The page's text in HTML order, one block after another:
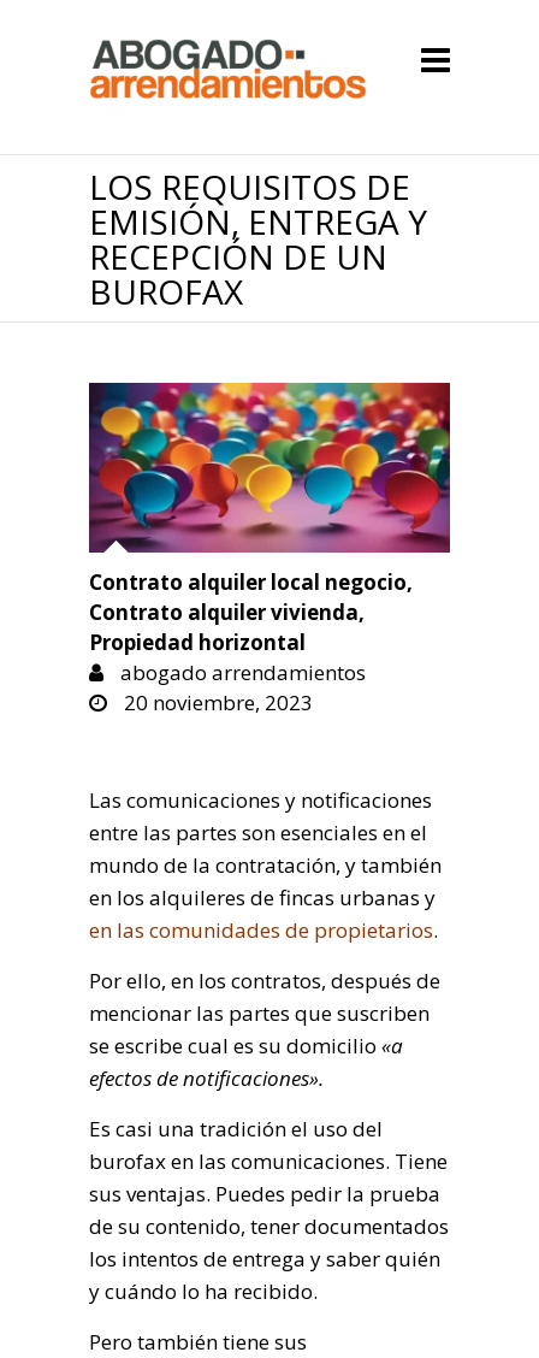
LOS REQUISITOS DE
EMISIÓN, ENTREGA Y
RECEPCIÓN DE UN
BUROFAX
Contrato alquiler local negocio,
Contrato alquiler vivienda,
Propiedad horizontal
abogado arrendamientos
20 noviembre, 2023
Las comunicaciones y notificaciones
entre las partes son esenciales en el
mundo de la contratación, y también
en los alquileres de fincas urbanas y
en las comunidades de propietarios.
Por ello, en los contratos, después de
mencionar las partes que suscriben
se escribe cual es su domicilio «a
efectos de notificaciones».
Es casi una tradición el uso del
burofax en las comunicaciones. Tiene
sus ventajas. Puedes pedir la prueba
de su contenido, tener documentados
los intentos de entrega y saber quién
y cuándo lo ha recibido.
Pero también tiene sus